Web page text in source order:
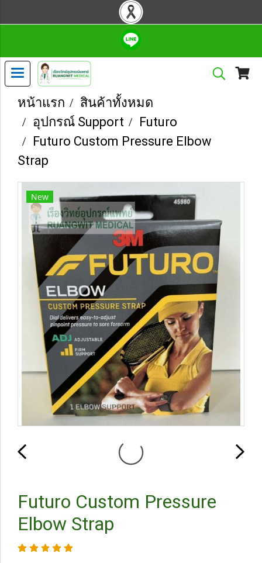
หน้าแรก
สินค้าทั้งหมด
อุปกรณ์ Support
Futuro
Futuro Custom Pressure Elbow
Strap
New
Futuro Custom Pressure
Elbow Strap